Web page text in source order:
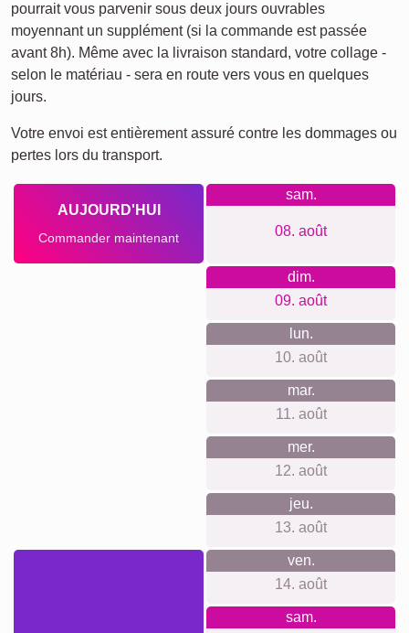
pourrait vous parvenir sous deux jours ouvrables
moyennant un supplément (si la commande est passée
avant 8h). Même avec la livraison standard, votre collage -
selon le matériau - sera en route vers vous en quelques
jours.
Votre envoi est entièrement assuré contre les dommages ou
pertes lors du transport.
AUJOURD'HUI
Commander maintenant
sam.
08. août
dim.
09. août
lun.
10. août
mar.
11. août
mer.
12. août
jeu.
13. août
ven.
14. août
sam.